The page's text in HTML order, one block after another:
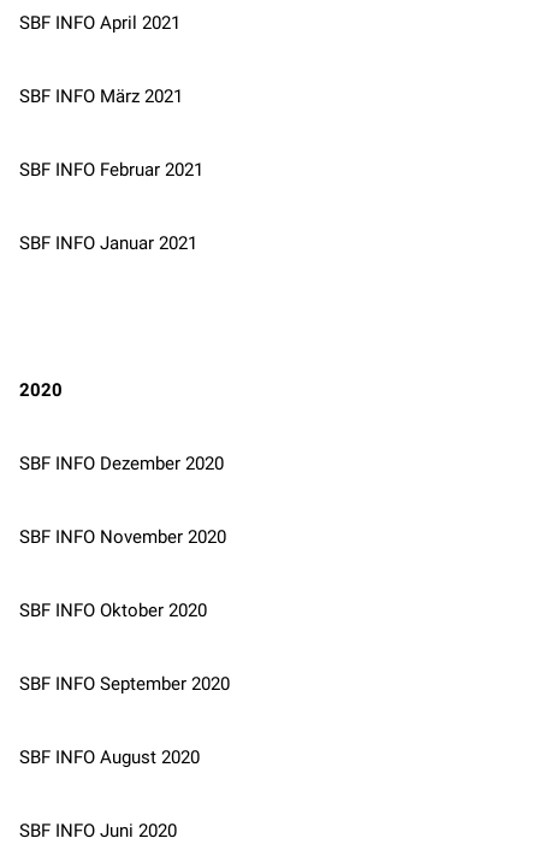
SBF INFO April 2021
SBF INFO März 2021
SBF INFO Februar 2021
SBF INFO Januar 2021
2020
SBF INFO Dezember 2020
SBF INFO November 2020
SBF INFO Oktober 2020
SBF INFO September 2020
SBF INFO August 2020
SBF INFO Juni 2020